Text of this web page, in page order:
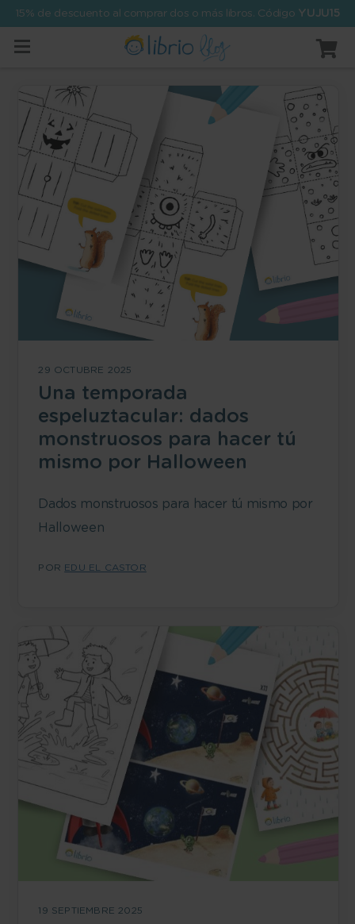
15% de descuento al comprar dos o más libros. Código YUJU15
29 OCTUBRE 2025
Una temporada
espeluztacular: dados
monstruosos para hacer tú
mismo por Halloween
Dados monstruosos para hacer tú mismo por
Halloween
POR EDU EL CASTOR
19 SEPTIEMBRE 2025